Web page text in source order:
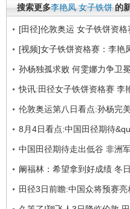
搜索更多李艳凤 女子铁饼 的
[田径]伦敦奥运 女子铁饼资
[视频]女子铁饼资格赛：李艳
孙杨独孤求败 何雯娜力争卫冕
快讯:田径女子铁饼资格赛 李
伦敦奥运第八日看点:孙杨完
8月4日看点:中国田径期待
中国田径期待走出低谷 非洲
阚福林：希望拿到好成绩 冬
田径3日前瞻:中国众将预赛